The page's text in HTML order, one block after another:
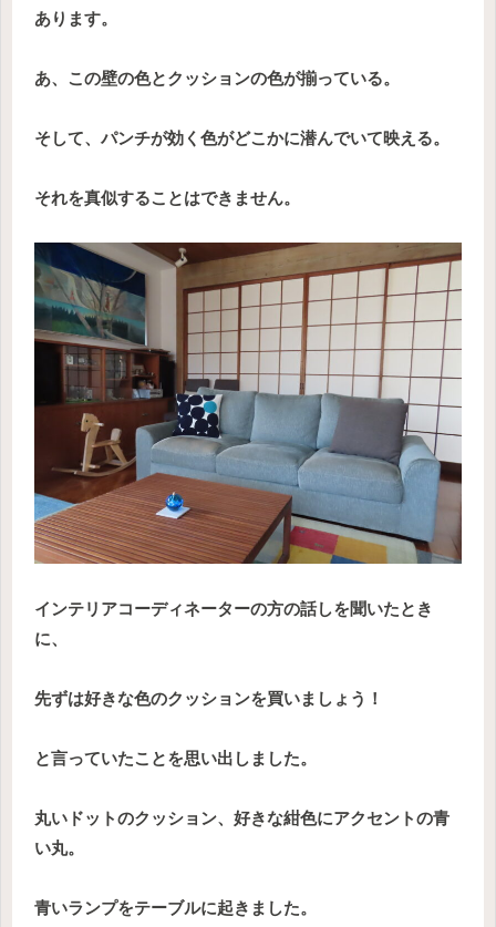
あります。
あ、この壁の色とクッションの色が揃っている。
そして、パンチが効く色がどこかに潜んでいて映える。
それを真似することはできません。
インテリアコーディネーターの方の話しを聞いたとき
に、
先ずは好きな色のクッションを買いましょう！
と言っていたことを思い出しました。
丸いドットのクッション、好きな紺色にアクセントの青
い丸。
青いランプをテーブルに起きました。